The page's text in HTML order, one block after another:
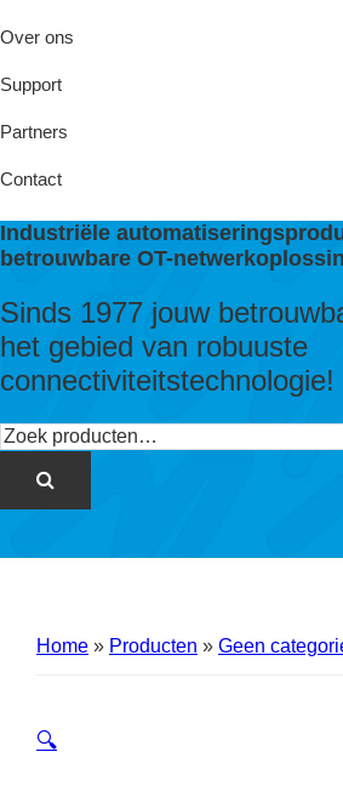
Over ons
Support
Partners
Contact
Industriële
betrouwbare OT-
Sinds 1977 jouw
het gebied van robuuste
connectiviteitstechnologie!
Zoeken
Home » Producten » Geen
🔍